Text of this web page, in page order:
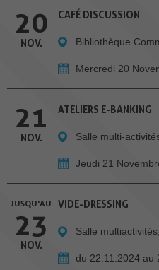
20
NOV.
CAFÉ DISCUSSION
Bibliothèque
Mercredi 20
21
NOV.
ATELIERS E-BANKING
Salle multi-
Jeudi 21
JUSQU'AU
23
NOV.
VIDE-DRESSING
Salle
du 22.11.2024 au